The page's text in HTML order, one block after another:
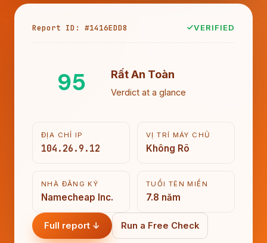
Report ID: #1416EDD8 VERIFIED
95 Rất An Toàn
Verdict at a glance
ĐỊA CHỈ IP
104.26.9.12
VỊ TRÍ MÁY CHỦ
Không Rõ
NHÀ ĐĂNG KÝ
Namecheap Inc.
TUỔI TÊN MIỀN
7.8 năm
Full report ↓ Run a Free Check